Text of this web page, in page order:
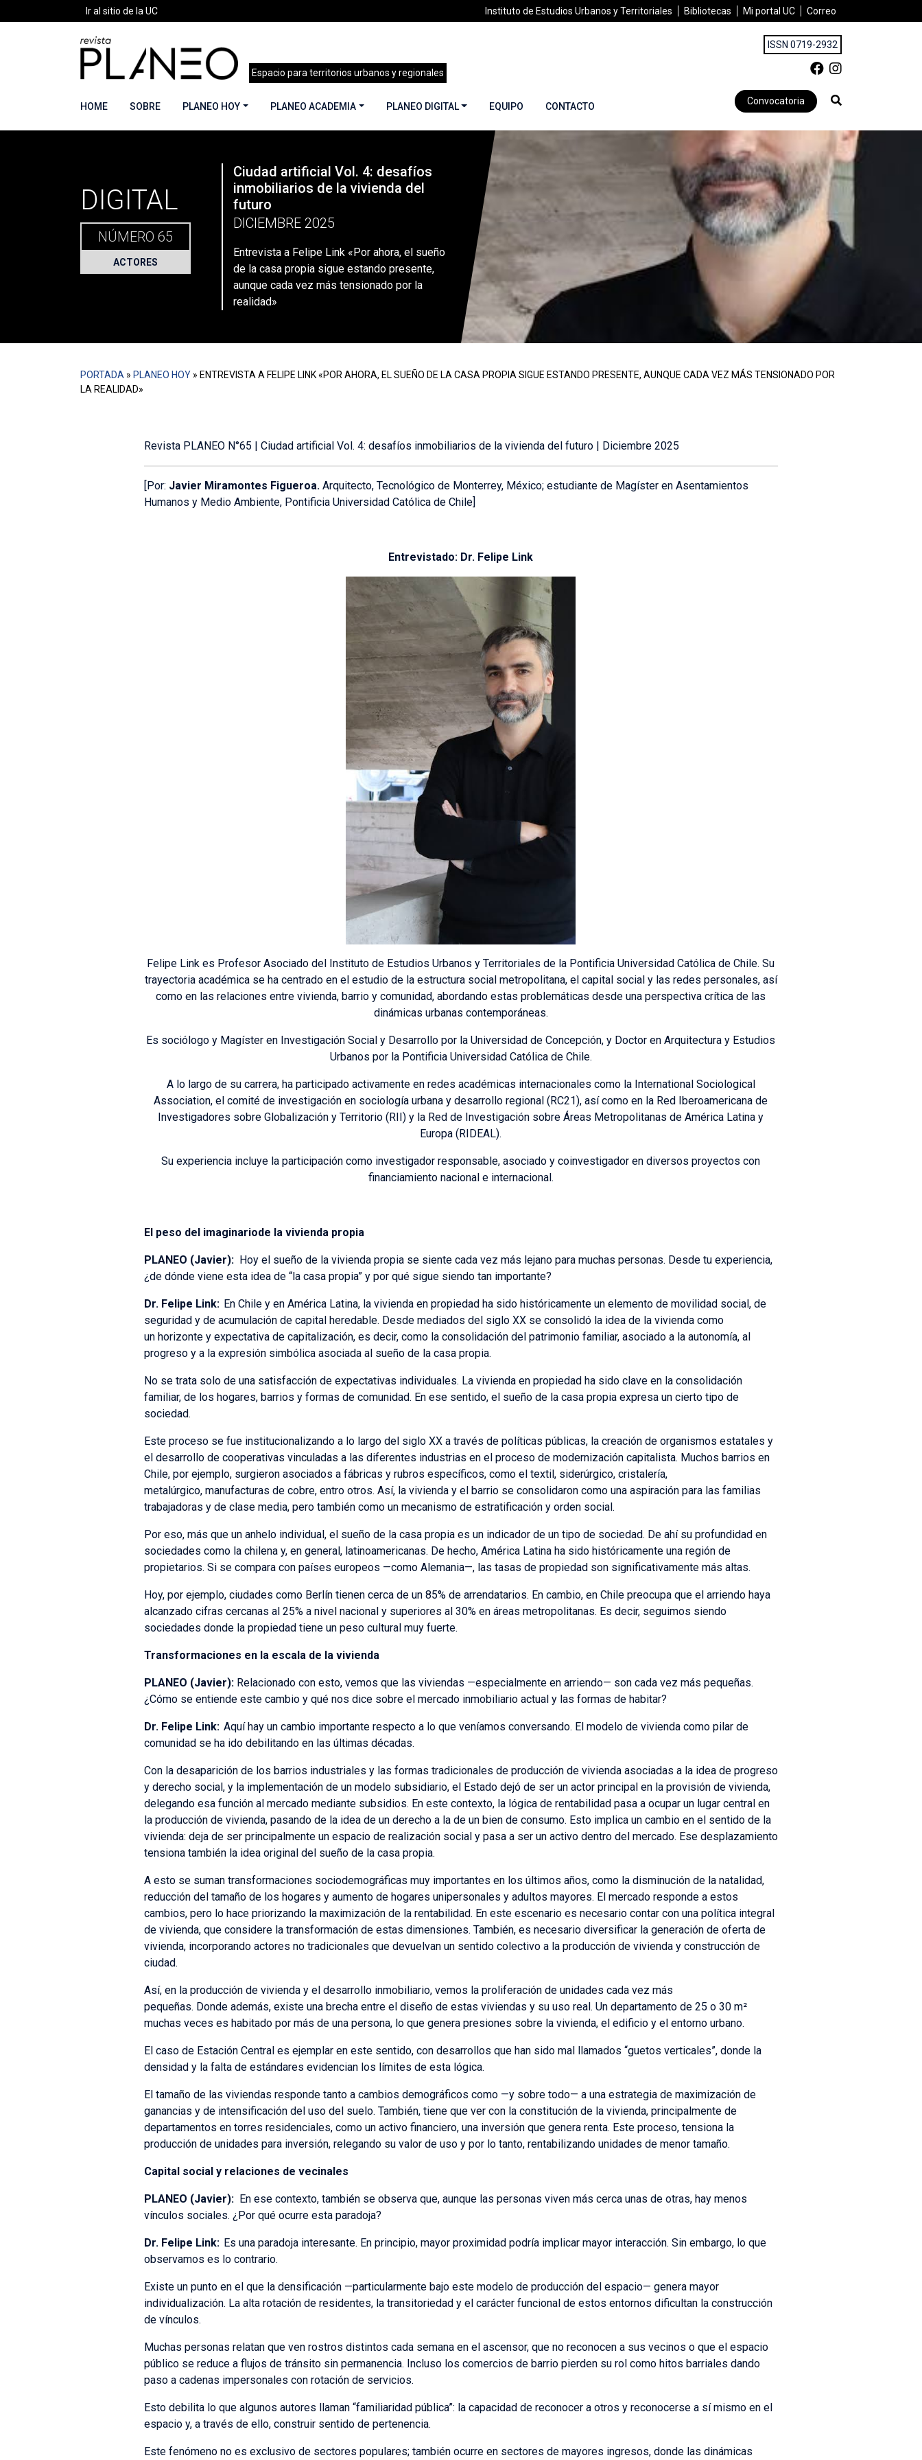
Ir al sitio de la UC Instituto de Estudios Urbanos y Territoriales Bibliotecas Mi portal UC Correo
Espacio para territorios urbanos y regionales
ISSN 0719-2932
HOME SOBRE PLANEO HOY PLANEO ACADEMIA PLANEO DIGITAL EQUIPO CONTACTO Convocatoria
Entrevista a Felipe Link «Por ahora, el sueño de la casa propia sigue estando presente, aunque cada vez más tensionado por la realidad»
DIGITAL
NÚMERO 65
ACTORES
Ciudad artificial Vol. 4: desafíos
inmobiliarios de la vivienda del
futuro
DICIEMBRE 2025
Entrevista a Felipe Link «Por ahora, el sueño
de la casa propia sigue estando presente,
aunque cada vez más tensionado por la
realidad»
PORTADA » PLANEO HOY » ENTREVISTA A FELIPE LINK «POR AHORA, EL SUEÑO DE LA CASA PROPIA SIGUE ESTANDO PRESENTE, AUNQUE CADA VEZ MÁS TENSIONADO POR
LA REALIDAD»
Revista PLANEO N°65 | Ciudad artificial Vol. 4: desafíos inmobiliarios de la vivienda del futuro | Diciembre 2025
[Por: Javier Miramontes Figueroa.Arquitecto, Tecnológico de Monterrey, México; estudiante de Magíster en Asentamientos
Humanos y Medio Ambiente, Pontificia Universidad Católica de Chile]
Entrevistado: Dr. Felipe Link
Felipe Link es Profesor Asociado del Instituto de Estudios Urbanos y Territoriales de la Pontificia Universidad Católica de Chile. Su
trayectoria académica se ha centrado en el estudio de la estructura social metropolitana, el capital social y las redes personales, así
como en las relaciones entre vivienda, barrio y comunidad, abordando estas problemáticas desde una perspectiva crítica de las
dinámicas urbanas contemporáneas.
Es sociólogo y Magíster en Investigación Social y Desarrollo por la Universidad de Concepción, y Doctor en Arquitectura y Estudios
Urbanos por la Pontificia Universidad Católica de Chile.
A lo largo de su carrera, ha participado activamente en redes académicas internacionales como la International Sociological
Association, el comité de investigación en sociología urbana y desarrollo regional (RC21), así como en la Red Iberoamericana de
Investigadores sobre Globalización y Territorio (RII) y la Red de Investigación sobre Áreas Metropolitanas de América Latina y
Europa (RIDEAL).
Su experiencia incluye la participación como investigador responsable, asociado y coinvestigador en diversos proyectos con
financiamiento nacional e internacional.
El peso del imaginariode la vivienda propia
PLANEO (Javier): Hoy el sueño de la vivienda propia se siente cada vez más lejano para muchas personas. Desde tu experiencia,
¿de dónde viene esta idea de “la casa propia” y por qué sigue siendo tan importante?
Dr. Felipe Link: En Chile y en América Latina, la vivienda en propiedad ha sido históricamente un elemento de movilidad social, de
seguridad y de acumulación de capital heredable. Desde mediados del siglo XX se consolidó la idea de la vivienda como
un horizonte y expectativa de capitalización, es decir, como la consolidación del patrimonio familiar, asociado a la autonomía, al
progreso y a la expresión simbólica asociada al sueño de la casa propia.
No se trata solo de una satisfacción de expectativas individuales. La vivienda en propiedad ha sido clave en la consolidación
familiar, de los hogares, barrios y formas de comunidad. En ese sentido, el sueño de la casa propia expresa un cierto tipo de
sociedad.
Este proceso se fue institucionalizando a lo largo del siglo XX a través de políticas públicas, la creación de organismos estatales y
el desarrollo de cooperativas vinculadas a las diferentes industrias en el proceso de modernización capitalista. Muchos barrios en
Chile, por ejemplo, surgieron asociados a fábricas y rubros específicos, como el textil, siderúrgico, cristalería,
metalúrgico, manufacturas de cobre, entro otros. Así, la vivienda y el barrio se consolidaron como una aspiración para las familias
trabajadoras y de clase media, pero también como un mecanismo de estratificación y orden social.
Por eso, más que un anhelo individual, el sueño de la casa propia es un indicador de un tipo de sociedad. De ahí su profundidad en
sociedades como la chilena y, en general, latinoamericanas. De hecho, América Latina ha sido históricamente una región de
propietarios. Si se compara con países europeos —como Alemania—, las tasas de propiedad son significativamente más altas.
Hoy, por ejemplo, ciudades como Berlín tienen cerca de un 85% de arrendatarios. En cambio, en Chile preocupa que el arriendo haya
alcanzado cifras cercanas al 25% a nivel nacional y superiores al 30% en áreas metropolitanas. Es decir, seguimos siendo
sociedades donde la propiedad tiene un peso cultural muy fuerte.
Transformaciones en la escala de la vivienda
PLANEO (Javier): Relacionado con esto, vemos que las viviendas —especialmente en arriendo— son cada vez más pequeñas.
¿Cómo se entiende este cambio y qué nos dice sobre el mercado inmobiliario actual y las formas de habitar?
Dr. Felipe Link: Aquí hay un cambio importante respecto a lo que veníamos conversando. El modelo de vivienda como pilar de
comunidad se ha ido debilitando en las últimas décadas.
Con la desaparición de los barrios industriales y las formas tradicionales de producción de vivienda asociadas a la idea de progreso
y derecho social, y la implementación de un modelo subsidiario, el Estado dejó de ser un actor principal en la provisión de vivienda,
delegando esa función al mercado mediante subsidios. En este contexto, la lógica de rentabilidad pasa a ocupar un lugar central en
la producción de vivienda, pasando de la idea de un derecho a la de un bien de consumo. Esto implica un cambio en el sentido de la
vivienda: deja de ser principalmente un espacio de realización social y pasa a ser un activo dentro del mercado. Ese desplazamiento
tensiona también la idea original del sueño de la casa propia.
A esto se suman transformaciones sociodemográficas muy importantes en los últimos años, como la disminución de la natalidad,
reducción del tamaño de los hogares y aumento de hogares unipersonales y adultos mayores. El mercado responde a estos
cambios, pero lo hace priorizando la maximización de la rentabilidad. En este escenario es necesario contar con una política integral
de vivienda, que considere la transformación de estas dimensiones. También, es necesario diversificar la generación de oferta de
vivienda, incorporando actores no tradicionales que devuelvan un sentido colectivo a la producción de vivienda y construcción de
ciudad.
Así, en la producción de vivienda y el desarrollo inmobiliario, vemos la proliferación de unidades cada vez más
pequeñas. Donde además, existe una brecha entre el diseño de estas viviendas y su uso real. Un departamento de 25 o 30 m²
muchas veces es habitado por más de una persona, lo que genera presiones sobre la vivienda, el edificio y el entorno urbano.
El caso de Estación Central es ejemplar en este sentido, con desarrollos que han sido mal llamados “guetos verticales”, donde la
densidad y la falta de estándares evidencian los límites de esta lógica.
El tamaño de las viviendas responde tanto a cambios demográficos como —y sobre todo— a una estrategia de maximización de
ganancias y de intensificación del uso del suelo. También, tiene que ver con la constitución de la vivienda, principalmente de
departamentos en torres residenciales, como un activo financiero, una inversión que genera renta. Este proceso, tensiona la
producción de unidades para inversión, relegando su valor de uso y por lo tanto, rentabilizando unidades de menor tamaño.
Capital social y relaciones de vecinales
PLANEO (Javier): En ese contexto, también se observa que, aunque las personas viven más cerca unas de otras, hay menos
vínculos sociales. ¿Por qué ocurre esta paradoja?
Dr. Felipe Link: Es una paradoja interesante. En principio, mayor proximidad podría implicar mayor interacción. Sin embargo, lo que
observamos es lo contrario.
Existe un punto en el que la densificación —particularmente bajo este modelo de producción del espacio— genera mayor
individualización. La alta rotación de residentes, la transitoriedad y el carácter funcional de estos entornos dificultan la construcción
de vínculos.
Muchas personas relatan que ven rostros distintos cada semana en el ascensor, que no reconocen a sus vecinos o que el espacio
público se reduce a flujos de tránsito sin permanencia. Incluso los comercios de barrio pierden su rol como hitos barriales dando
paso a cadenas impersonales con rotación de servicios.
Esto debilita lo que algunos autores llaman “familiaridad pública”: la capacidad de reconocer a otros y reconocerse a sí mismo en el
espacio y, a través de ello, construir sentido de pertenencia.
Este fenómeno no es exclusivo de sectores populares; también ocurre en sectores de mayores ingresos, donde las dinámicas